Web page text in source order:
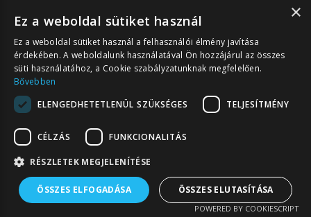
×
Ez a weboldal sütiket használ
Ez a weboldal sütiket használ a felhasználói élmény javítása
érdekében. A weboldalunk használatával Ön hozzájárul az összes
süti használatához, a Cookie szabályzatunknak megfelelően.
Bővebben
ELENGEDHETETLENÜL SZÜKSÉGES
TELJESÍTMÉNY
CÉLZÁS FUNKCIONALITÁS
RÉSZLETEK MEGJELENÍTÉSE
ÖSSZES ELFOGADÁSA ÖSSZES ELUTASÍTÁSA
POWERED BY COOKIESCRIPT